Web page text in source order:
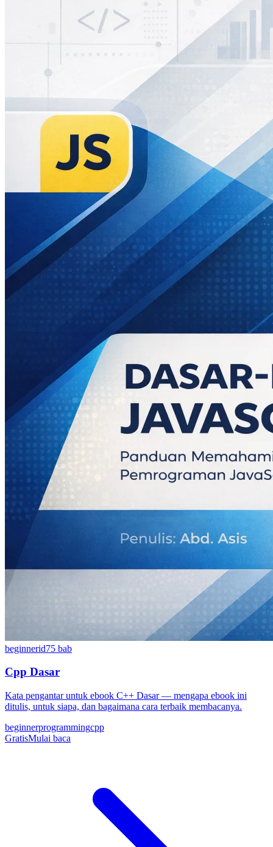
beginnerid75 bab
Cpp Dasar
Kata pengantar untuk ebook C++ Dasar — mengapa ebook ini
ditulis, untuk siapa, dan bagaimana cara terbaik membacanya.
beginnerprogrammingcpp
GratisMulai baca